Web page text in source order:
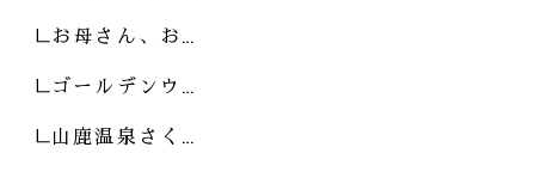
お母さん、お…
ゴールデンウ…
山鹿温泉さく…